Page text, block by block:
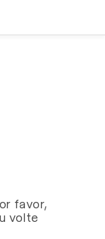
favor,
volte